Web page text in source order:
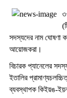
সদস্যদের নাম ঘোষণা
আয়োজকরা।
বিচারক প্যানেলের
ইতালির
ব্যবস্থাপক কিইয়ঙ-